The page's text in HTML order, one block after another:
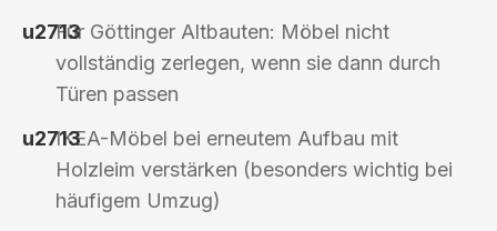
Für Göttinger Altbauten: Möbel nicht
vollständig zerlegen, wenn sie dann durch
Türen passen
IKEA-Möbel bei erneutem Aufbau mit
Holzleim verstärken (besonders wichtig bei
häufigem Umzug)